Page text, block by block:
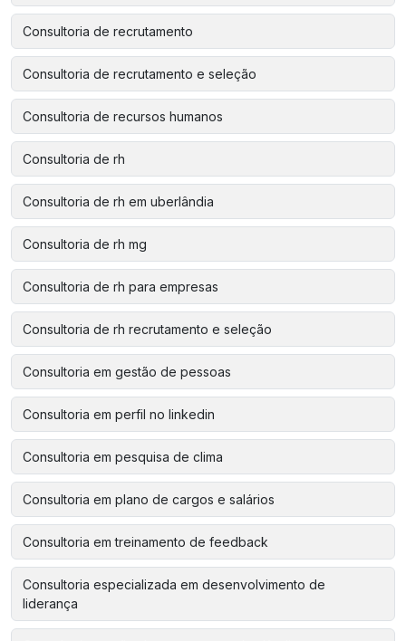
Consultoria de recrutamento
Consultoria de recrutamento e seleção
Consultoria de recursos humanos
Consultoria de rh
Consultoria de rh em uberlândia
Consultoria de rh mg
Consultoria de rh para empresas
Consultoria de rh recrutamento e seleção
Consultoria em gestão de pessoas
Consultoria em perfil no linkedin
Consultoria em pesquisa de clima
Consultoria em plano de cargos e salários
Consultoria em treinamento de feedback
Consultoria especializada em desenvolvimento de
liderança